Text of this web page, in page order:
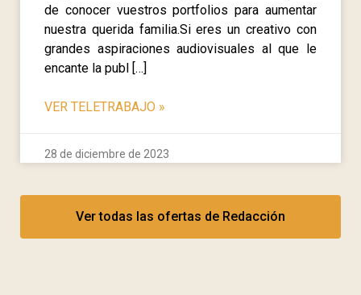
de conocer vuestros portfolios para aumentar
nuestra querida familia.Si eres un creativo con
grandes aspiraciones audiovisuales al que le
encante la publ […]
VER TELETRABAJO »
28 de diciembre de 2023
Ver todas las ofertas de Redacción